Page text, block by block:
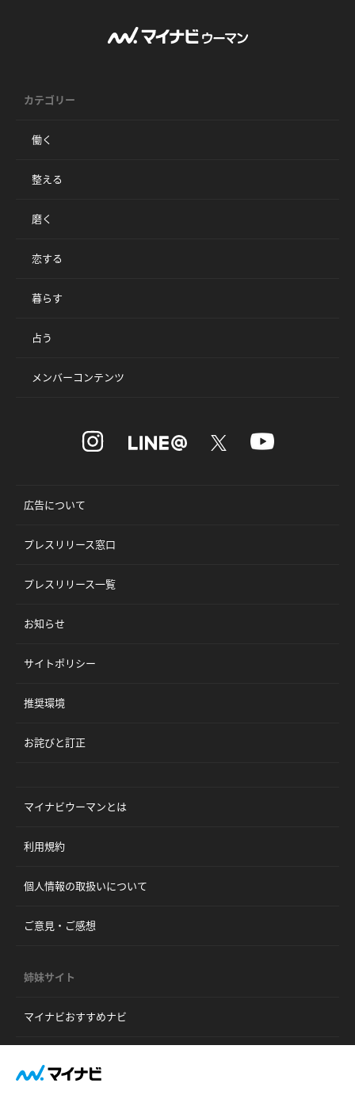
カテゴリー
働く
整える
磨く
恋する
暮らす
占う
メンバーコンテンツ
広告について
プレスリリース窓口
プレスリリース一覧
お知らせ
サイトポリシー
推奨環境
お詫びと訂正
マイナビウーマンとは
利用規約
個人情報の取扱いについて
ご意見・ご感想
姉妹サイト
マイナビおすすめナビ